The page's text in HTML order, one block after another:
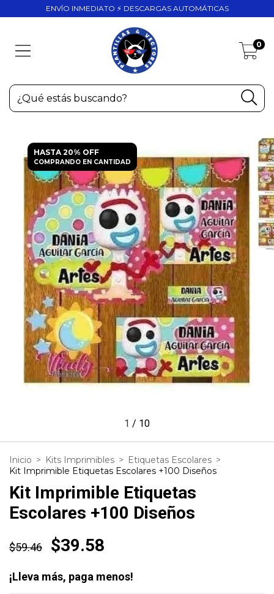
ENVÍO INMEDIATO ⚡ DESCARGAS AUTOMÁTICAS
0
HASTA 20% OFF
COMPRANDO EN CANTIDAD
1 / 10
Inicio > Kits Imprimibles > Etiquetas Escolares >
Kit Imprimible Etiquetas Escolares +100 Diseños
Kit Imprimible Etiquetas
Escolares +100 Diseños
$59.46 $39.58
¡Lleva más, paga menos!